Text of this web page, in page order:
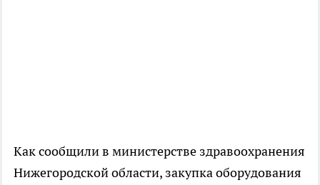
Как сообщили в министерстве здравоохранения
Нижегородской области, закупка оборудования